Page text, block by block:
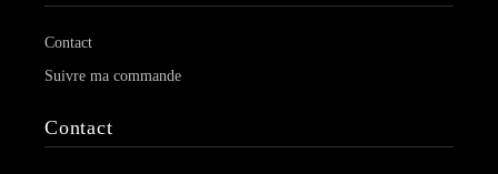
Contact
Suivre ma commande
Contact